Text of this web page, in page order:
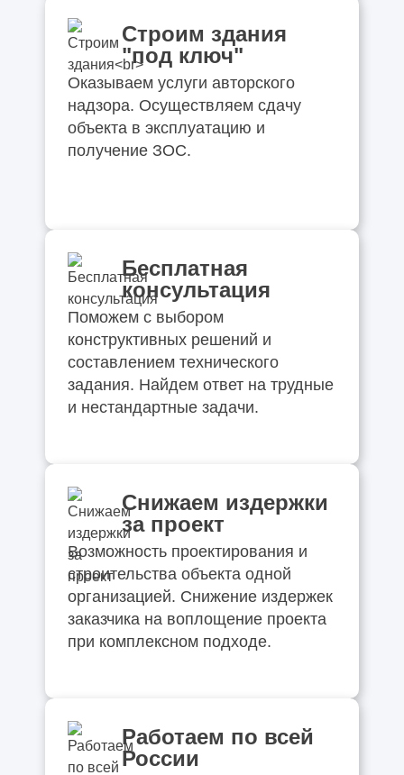
Строим здания
"под ключ"
Оказываем услуги авторского
надзора. Осуществляем сдачу
объекта в эксплуатацию и
получение ЗОС.
Бесплатная
консультация
Поможем с выбором
конструктивных решений и
составлением технического
задания. Найдем ответ на трудные
и нестандартные задачи.
Снижаем издержки
за проект
Возможность проектирования и
строительства объекта одной
организацией. Снижение издержек
заказчика на воплощение проекта
при комплексном подходе.
Работаем по всей
России